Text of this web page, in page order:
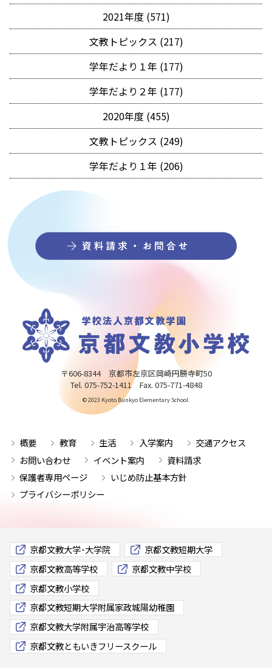
2021年度 (571)
文教トピックス (217)
学年だより１年 (177)
学年だより２年 (177)
2020年度 (455)
文教トピックス (249)
学年だより１年 (206)
〒606-8344 京都市左京区岡崎円勝寺町50
Tel. 075-752-1411 Fax. 075-771-4848
© 2023 Kyoto Bunkyo Elementary School.
概要 教育 生活 入学案内
交通アクセス
お問い合わせ
イベント案内
資料請求
保護者専用ページ
いじめ防止基本方針
プライバシーポリシー
京都文教大学･大学院
京都文教短期大学
京都文教高等学校
京都文教中学校
京都文教小学校
京都文教短期大学附属家政城陽幼稚園
京都文教大学附属宇治高等学校
京都文教ともいきフリースクール